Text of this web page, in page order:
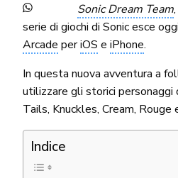
Sonic Dream Team
serie di giochi di Sonic esce
Arcade periOS eiPhone.
In questa nuova avventura a
utilizzare gli storici personaggi
Tails, Knuckles, Cream, Rouge
Indice